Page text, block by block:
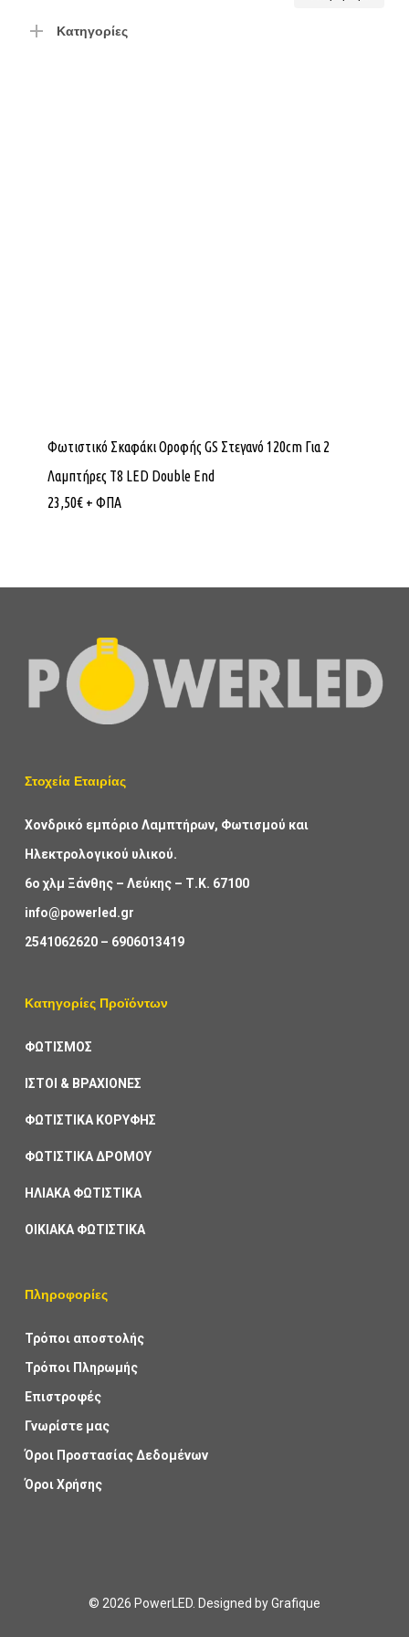
Κατηγορίες
Φωτιστικό Σκαφάκι Οροφής GS Στεγανό 120cm Για 2
Λαμπτήρες Τ8 LED Double End
23,50€ + ΦΠΑ
Στοχεία Εταιρίας
Χονδρικό εμπόριο Λαμπτήρων, Φωτισμού και
Ηλεκτρολογικού υλικού.
6ο χλμ Ξάνθης – Λεύκης – Τ.Κ. 67100
info@powerled.gr
2541062620– 6906013419
Κατηγορίες Προϊόντων
ΦΩΤΙΣΜΟΣ
ΙΣΤΟΙ & ΒΡΑΧΙΟΝΕΣ
ΦΩΤΙΣΤΙΚΑ ΚΟΡΥΦΗΣ
ΦΩΤΙΣΤΙΚΑ ΔΡΟΜΟΥ
ΗΛΙΑΚΑ ΦΩΤΙΣΤΙΚΑ
ΟΙΚΙΑΚΑ ΦΩΤΙΣΤΙΚΑ
Πληροφορίες
Τρόποι αποστολής
Τρόποι Πληρωμής
Επιστροφές
Γνωρίστε μας
Όροι Προστασίας Δεδομένων
Όροι Χρήσης
© 2026 PowerLED. Designed byGrafique